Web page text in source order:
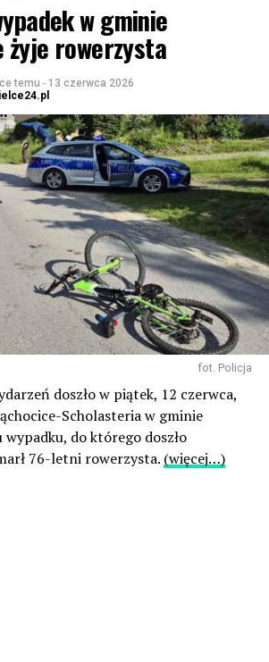
w gminie
żyje rowerzysta
temu - 13 czerwca 2026
fot. Policja
doszło w piątek, 12 czerwca,
Scholasteria w gminie
wypadku, do którego doszło
76-letni rowerzysta. (więcej…)